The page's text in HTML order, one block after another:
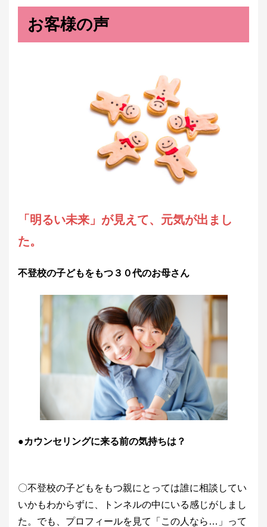
お客様の声
「明るい未来」が見えて、元気が出まし
た。
不登校の子どもをもつ３０代のお母さん
●カウンセリングに来る前の気持ちは？
〇不登校の子どもをもつ親にとっては誰に相談してい
いかもわからずに、トンネルの中にいる感じがしまし
た。でも、プロフィールを見て「この人なら…」って